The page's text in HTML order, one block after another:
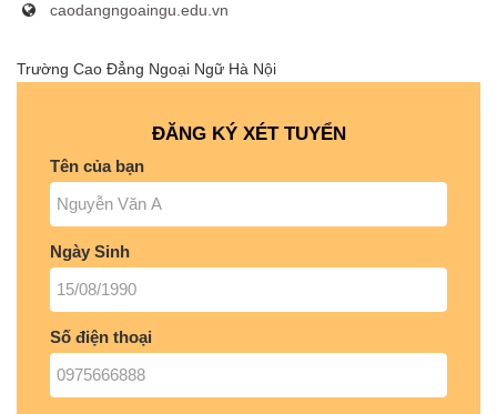
caodangngoaingu.edu.vn
Trường Cao Đẳng Ngoại Ngữ Hà Nội
ĐĂNG KÝ XÉT TUYỂN
Tên của bạn
Ngày Sinh
Số điện thoại